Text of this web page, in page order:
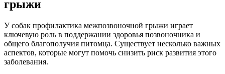
грыжи
У собак профилактика межпозвоночной грыжи играет
ключевую роль в поддержании здоровья позвоночника и
общего благополучия питомца. Существует несколько важных
аспектов, которые могут помочь снизить риск развития этого
заболевания.